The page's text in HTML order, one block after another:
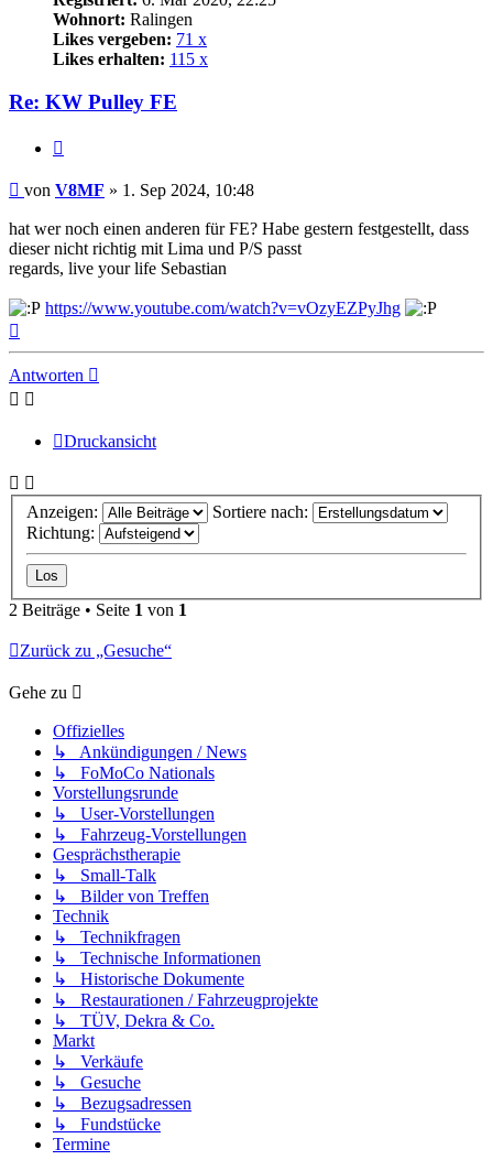
Wohnort: Ralingen
Likes vergeben: 71 x
Likes erhalten: 115 x
Re: KW Pulley FE
Beitrag
von V8MF » 1. Sep 2024, 10:48
hat wer noch einen anderen für FE? Habe gestern festgestellt, dass
dieser nicht richtig mit Lima und P/S passt
regards, live your life Sebastian
https://www.youtube.com/watch?v=vOzyEZPyJhg
Antworten
Druckansicht
Anzeigen:
Sortiere nach:
Richtung:
2 Beiträge • Seite 1 von 1
Zurück zu „Gesuche“
Gehe zu
Offizielles
↳ Ankündigungen / News
↳ FoMoCo Nationals
Vorstellungsrunde
↳ User-Vorstellungen
↳ Fahrzeug-Vorstellungen
Gesprächstherapie
↳ Small-Talk
↳ Bilder von Treffen
Technik
↳ Technikfragen
↳ Technische Informationen
↳ Historische Dokumente
↳ Restaurationen / Fahrzeugprojekte
↳ TÜV, Dekra & Co.
Markt
↳ Verkäufe
↳ Gesuche
↳ Bezugsadressen
↳ Fundstücke
Termine